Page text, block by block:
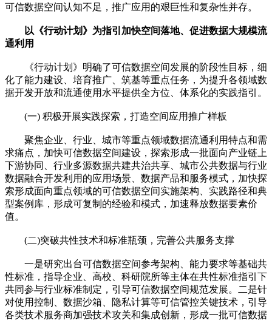
可信数据空间认知不足，推广应用的艰巨性和复杂性并存。
以《行动计划》为指引加快空间落地、促进数据大规模流
通利用
《行动计划》明确了可信数据空间发展的阶段性目标，细
化了能力建设、培育推广、筑基等重点任务，为提升各领域数
据开发开放和流通使用水平提供全方位、体系化的实践指引。
(一) 积极开展实践探索，打造空间应用推广样板
聚焦企业、行业、城市等重点领域数据流通利用特点和需
求痛点，加快可信数据空间建设，探索形成一批面向产业链上
下游协同、行业多源数据共建共治共享、城市公共数据与行业
数据融合开发利用的应用场景、数据产品和服务模式，加快探
索形成面向重点领域的可信数据空间实施架构、实践路径和典
型案例库，形成可复制的经验和模式，加速释放数据要素价
值。
(二)突破共性技术和标准瓶颈，完善公共服务支撑
一是研究出台可信数据空间参考架构、能力要求等基础共
性标准，指导企业、高校、科研院所等主体在共性标准指引下
共同参与行业标准制定，引导可信数据空间规范发展。二是针
对使用控制、数据沙箱、隐私计算等可信管控关键技术，引导
各类技术服务商加强技术攻关和集成创新，形成一批可信数据